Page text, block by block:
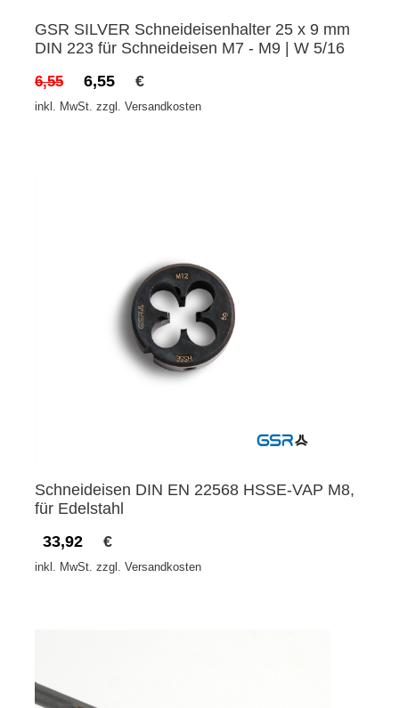
GSR SILVER Schneideisenhalter 25 x 9 mm
DIN 223 für Schneideisen M7 - M9 | W 5/16
6,55 6,55 €
inkl. MwSt. zzgl. Versandkosten
Schneideisen DIN EN 22568 HSSE-VAP M8,
für Edelstahl
33,92
€
inkl. MwSt. zzgl. Versandkosten